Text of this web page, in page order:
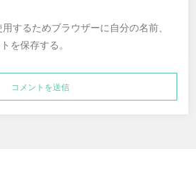
するためブラウザーに自分の名前、
を保存する。